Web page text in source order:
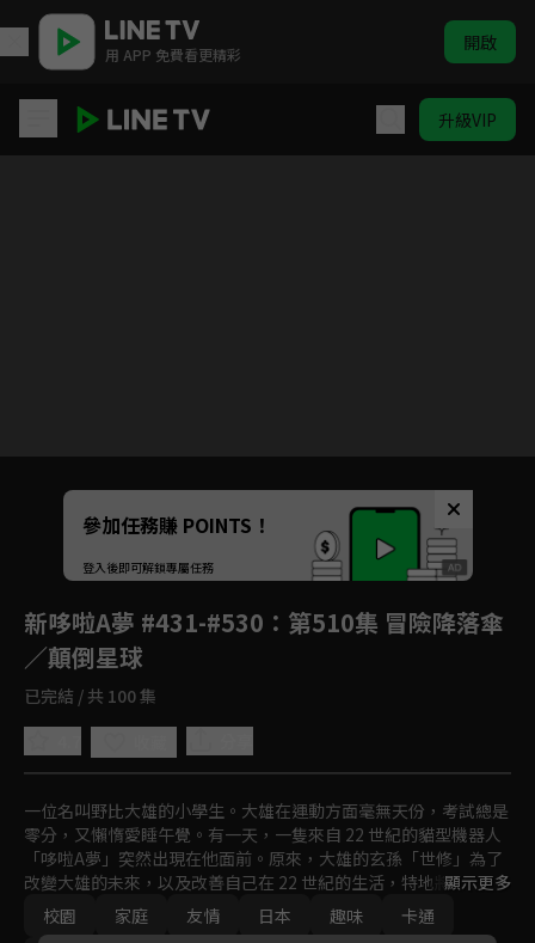
用 APP 免費看更精彩 開啟
升級VIP
Unmute
如有不便請見諒
參加任務賺 POINTS！
登入後即可解鎖專屬任務
新哆啦A夢 #431-#530 ：第510集 冒險降落傘
／顛倒星球
已完結 / 共 100 集
一位名叫野比大雄的小學生。大雄在運動方面毫無天份，考試總是
零分，又懶惰愛睡午覺。有一天，一隻來自 22 世紀的貓型機器人
「哆啦A夢」突然出現在他面前。原來，大雄的玄孫「世修」為了
改變大雄的未來，以及改善自己在 22 世紀的生活，特地將哆啦Ａ
夢送回現代幫助大雄。哆啦A夢擁有各式各樣的未來道具，可以幫
助大雄解決難題。
顯示更多
校園
家庭 友情 日本 趣味
卡通